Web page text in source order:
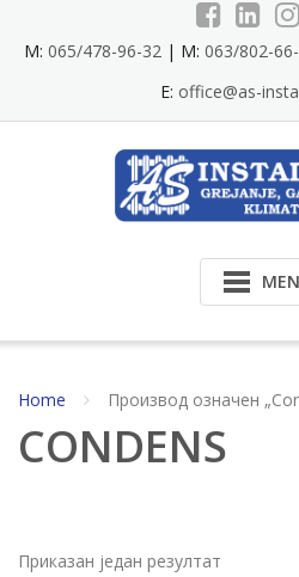
M: 065/478-96-32 | M: 063/802-
E: office@as-
Home Производ oзначен
CONDENS
Приказан један резултат